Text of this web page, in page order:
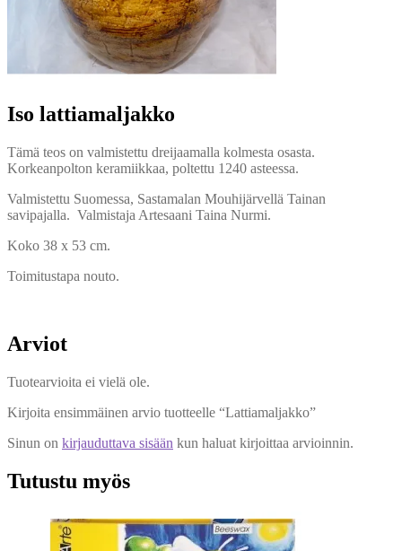
Iso lattiamaljakko
Tämä teos on valmistettu dreijaamalla kolmesta osasta.
Korkeanpolton keramiikkaa, poltettu 1240 asteessa.
Valmistettu Suomessa, Sastamalan Mouhijärvellä Tainan
savipajalla. Valmistaja Artesaani Taina Nurmi.
Koko 38 x 53 cm.
Toimitustapa nouto.
Arviot
Tuotearvioita ei vielä ole.
Kirjoita ensimmäinen arvio tuotteelle “Lattiamaljakko”
Sinun on kirjauduttava sisään kun haluat kirjoittaa arvioinnin.
Tutustu myös